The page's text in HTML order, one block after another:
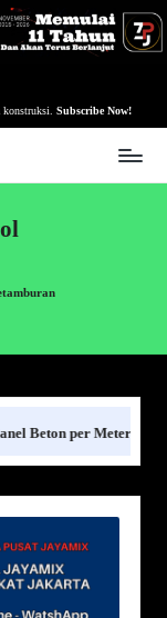
konstruksi. Subscribe Now!
per Meter